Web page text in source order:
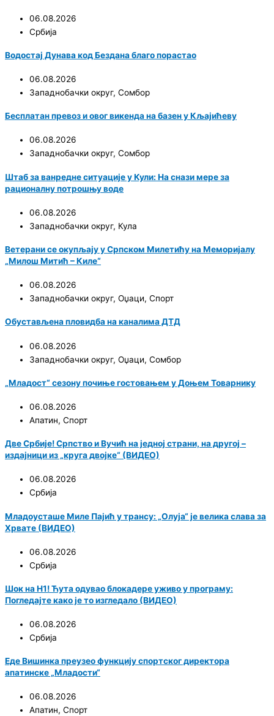
06.08.2026
Србија
Водостај Дунава код Бездана благо порастао
06.08.2026
Западнобачки округ, Сомбор
Бесплатан превоз и овог викенда на базен у Кљајићеву
06.08.2026
Западнобачки округ, Сомбор
Штаб за ванредне ситуације у Кули: На снази мере за
рационалну потрошњу воде
06.08.2026
Западнобачки округ, Кула
Ветерани се окупљају у Српском Милетићу на Меморијалу
„Милош Митић – Киле“
06.08.2026
Западнобачки округ, Оџаци, Спорт
Обустављена пловидба на каналима ДТД
06.08.2026
Западнобачки округ, Оџаци, Сомбор
„Младост“ сезону почиње гостовањем у Доњем Товарнику
06.08.2026
Апатин, Спорт
Две Србије! Српство и Вучић на једној страни, на другој –
издајници из „круга двојке“ (ВИДЕО)
06.08.2026
Србија
Младоусташе Миле Пајић у трансу: „Олуја“ је велика слава за
Хрвате (ВИДЕО)
06.08.2026
Србија
Шок на Н1! Ћута одувао блокадере уживо у програму:
Погледајте како је то изгледало (ВИДЕО)
06.08.2026
Србија
Еде Вишинка преузео функцију спортског директора
апатинске „Младости“
06.08.2026
Апатин, Спорт